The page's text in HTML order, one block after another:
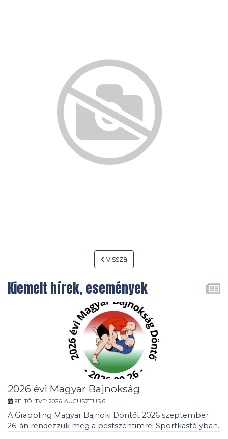
vissza
Kiemelt hírek, események
2026 évi Magyar Bajnokság
FELTÖLTVE: 2026. AUGUSZTUS 6.
A Grappling Magyar Bajnoki Döntőt 2026 szeptember
26-án rendezzük meg a pestszentimrei Sportkastélyban.